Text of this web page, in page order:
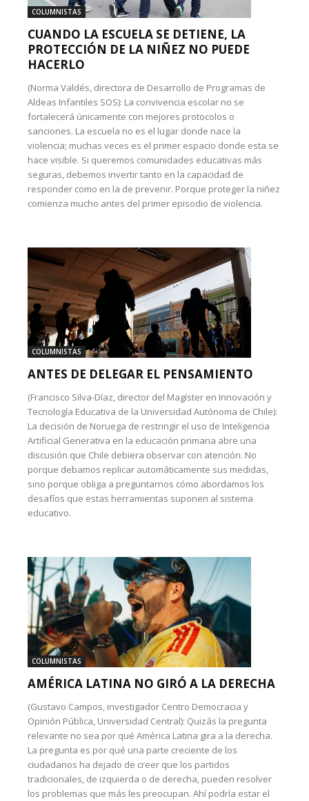
COLUMNISTAS
CUANDO LA ESCUELA SE DETIENE, LA
PROTECCIÓN DE LA NIÑEZ NO PUEDE
HACERLO
(Norma Valdés, directora de Desarrollo de Programas de
Aldeas Infantiles SOS): La convivencia escolar no se
fortalecerá únicamente con mejores protocolos o
sanciones. La escuela no es el lugar donde nace la
violencia; muchas veces es el primer espacio donde esta se
hace visible. Si queremos comunidades educativas más
seguras, debemos invertir tanto en la capacidad de
responder como en la de prevenir. Porque proteger la niñez
comienza mucho antes del primer episodio de violencia.
COLUMNISTAS
ANTES DE DELEGAR EL PENSAMIENTO
(Francisco Silva-Díaz, director del Magíster en Innovación y
Tecnología Educativa de la Universidad Autónoma de Chile):
La decisión de Noruega de restringir el uso de Inteligencia
Artificial Generativa en la educación primaria abre una
discusión que Chile debiera observar con atención. No
porque debamos replicar automáticamente sus medidas,
sino porque obliga a preguntarnos cómo abordamos los
desafíos que estas herramientas suponen al sistema
educativo.
COLUMNISTAS
AMÉRICA LATINA NO GIRÓ A LA DERECHA
(Gustavo Campos, investigador Centro Democracia y
Opinión Pública, Universidad Central): Quizás la pregunta
relevante no sea por qué América Latina gira a la derecha.
La pregunta es por qué una parte creciente de los
ciudadanos ha dejado de creer que los partidos
tradicionales, de izquierda o de derecha, pueden resolver
los problemas que más les preocupan. Ahí podría estar el